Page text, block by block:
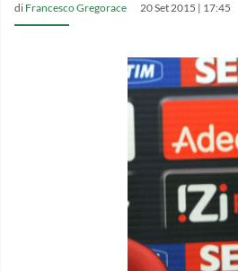
di Francesco Gregorace 20 Set 2015 | 17:45